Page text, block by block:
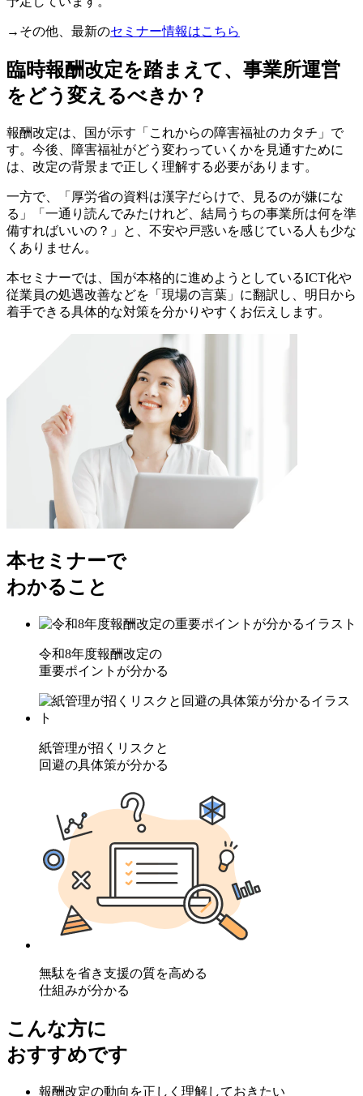
→その他、最新のセミナー情報はこちら
臨時報酬改定を踏まえて、事業所運営
をどう変えるべきか？
報酬改定は、国が示す「これからの障害福祉のカタチ」で
す。今後、障害福祉がどう変わっていくかを見通すために
は、改定の背景まで正しく理解する必要があります。
一方で、「厚労省の資料は漢字だらけで、見るのが嫌にな
る」「一通り読んでみたけれど、結局うちの事業所は何を準
備すればいいの？」と、不安や戸惑いを感じている人も少な
くありません。
本セミナーでは、国が本格的に進めようとしているICT化や
従業員の処遇改善などを「現場の言葉」に翻訳し、明日から
着手できる具体的な対策を分かりやすくお伝えします。
本セミナーで
わかること
令和8年度報酬改定の
重要ポイントが分かる
紙管理が招くリスクと
回避の具体策が分かる
無駄を省き支援の質を高める
仕組みが分かる
こんな方に
おすすめです
報酬改定の動向を正しく理解しておきたい